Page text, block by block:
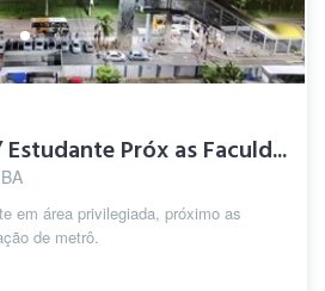
Próx as Faculd...
em área privilegiada, próximo as
de metrô.